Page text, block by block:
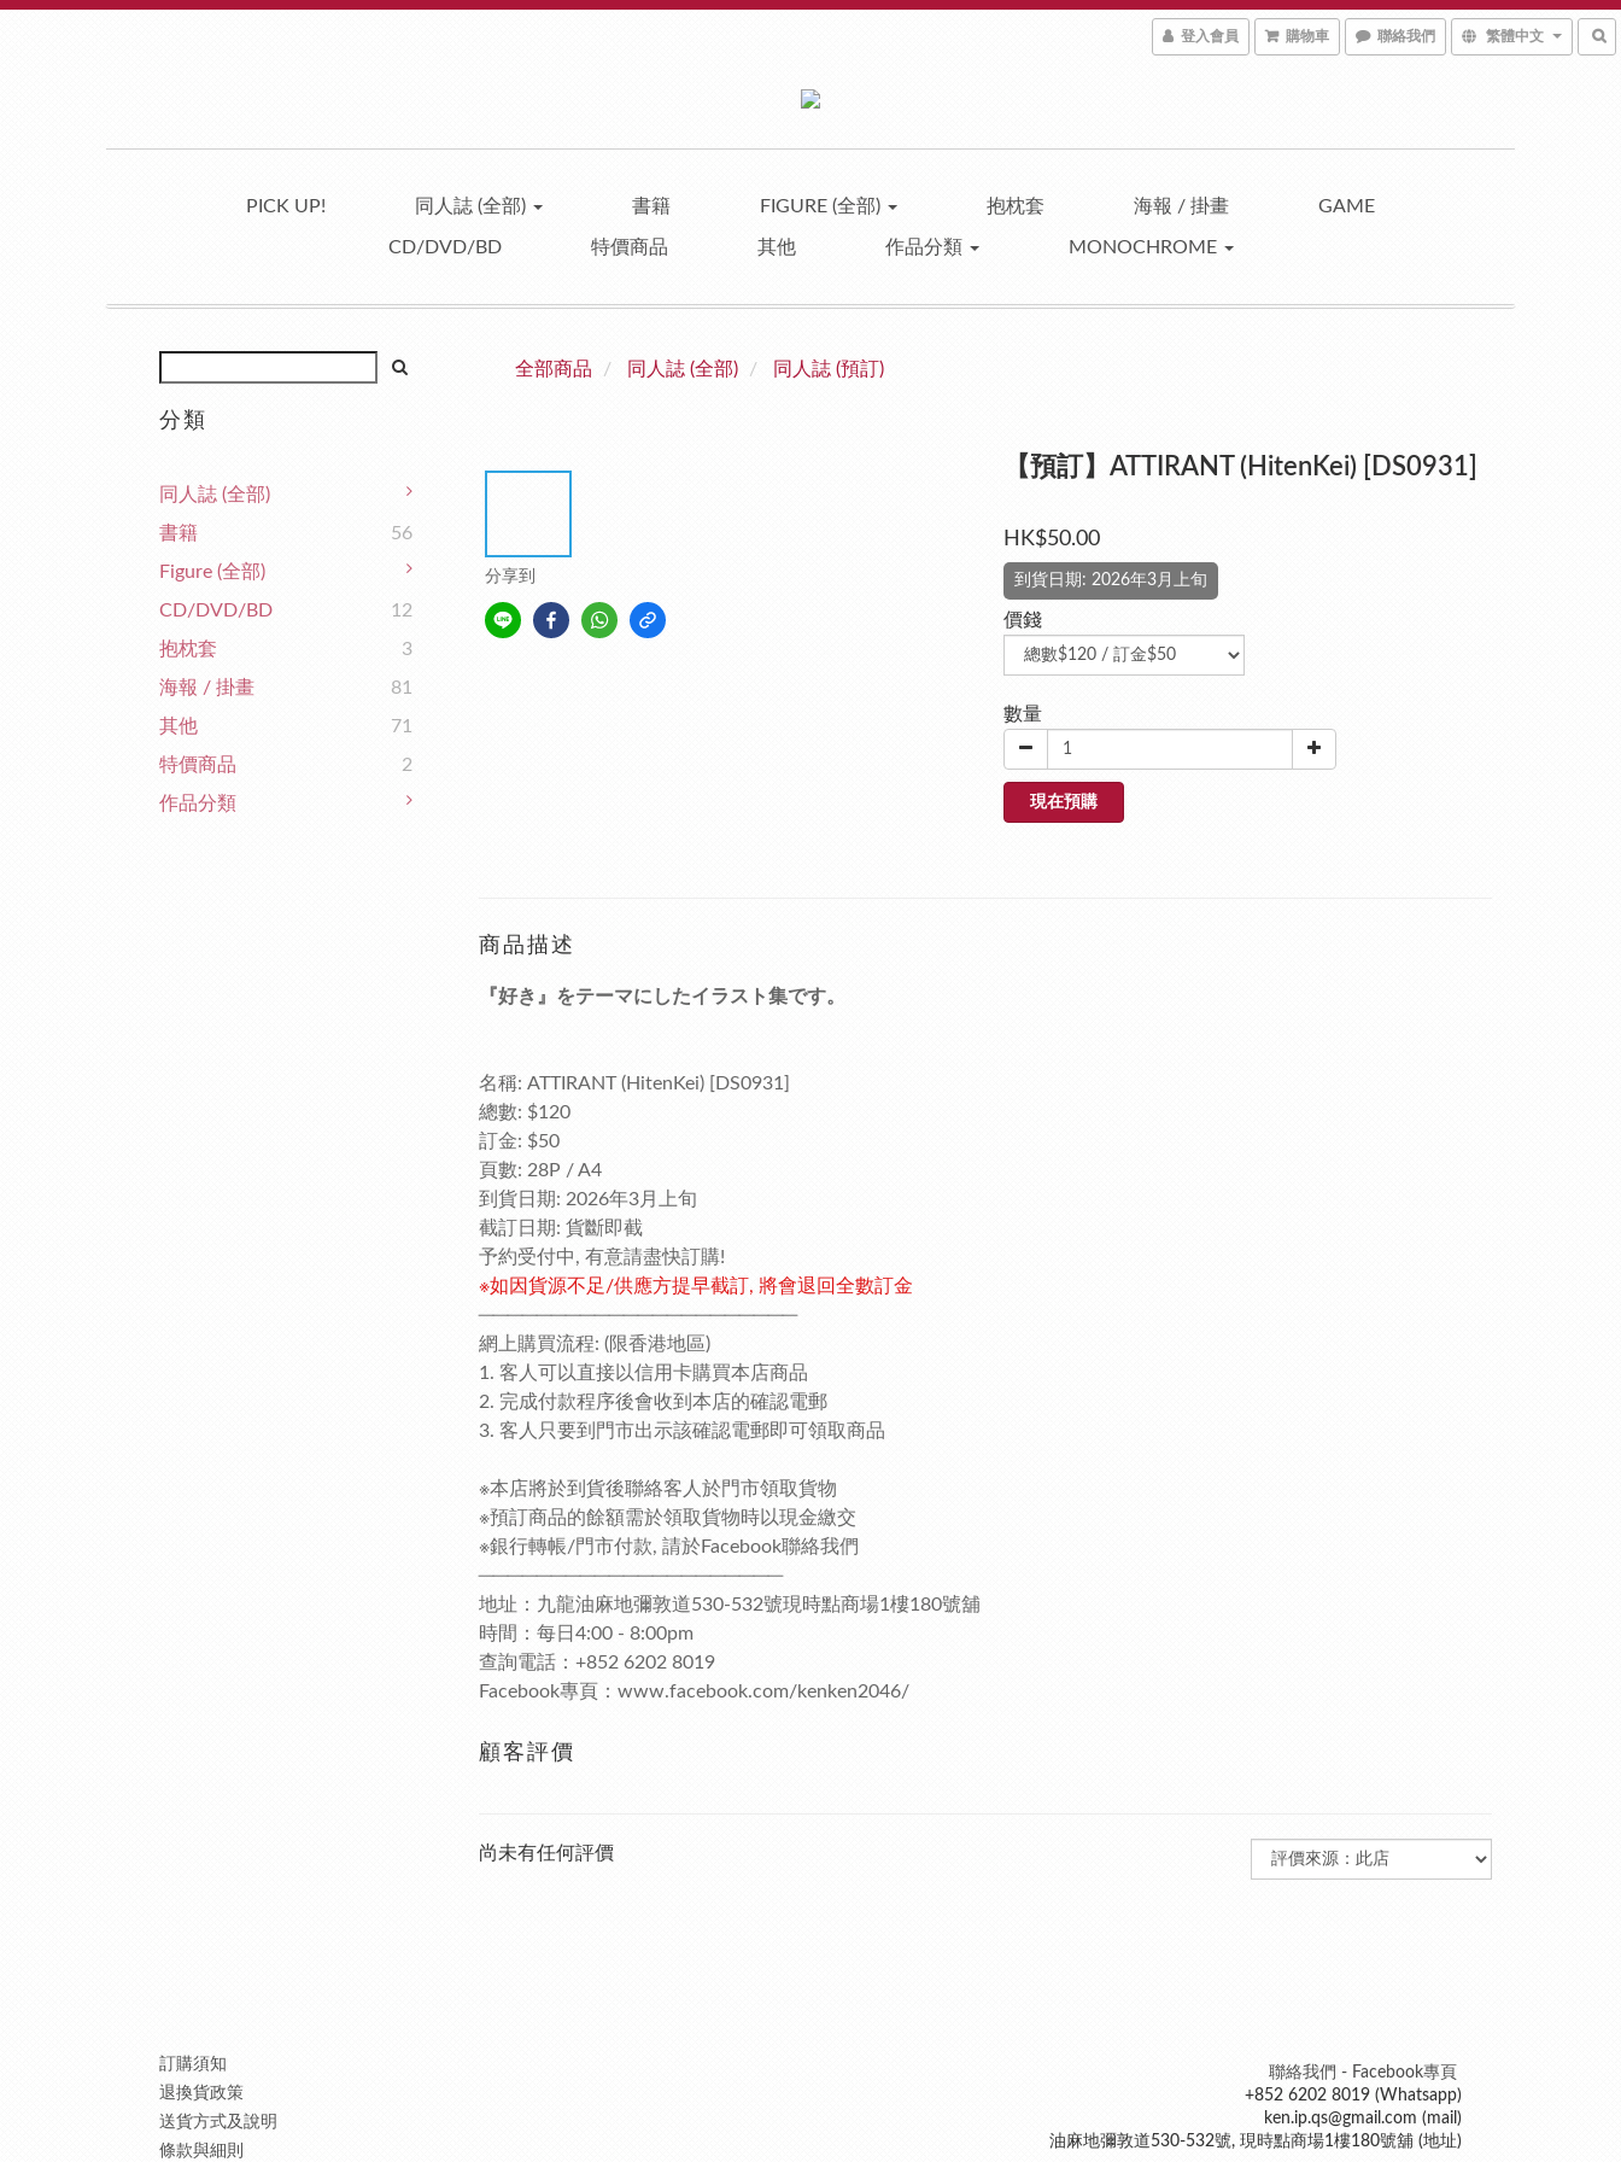
登入會員 購物車 聯絡我們 繁體中文
PICK UP! 同人誌 (全部) 書籍 FIGURE (全部) 抱枕套 海報 / 掛畫 GAME
CD/DVD/BD 特價商品 其他 作品分類 MONOCHROME
分類
同人誌 (全部)
書籍
56
Figure (全部)
CD/DVD/BD
12
抱枕套
3
海報 / 掛畫
81
其他
71
特價商品
2
作品分類
全部商品 同人誌 (全部) 同人誌 (預訂)
分享到
【預訂】ATTIRANT (HitenKei) [DS0931]
HK$50.00
到貨日期: 2026年3月上旬
價錢
數量
現在預購
商品描述
『好き』をテーマにしたイラスト集です。
名稱: ATTIRANT (HitenKei) [DS0931]
總數: $120
訂金: $50
頁數: 28P / A4
到貨日期: 2026年3月上旬
截訂日期: 貨斷即截
予約受付中, 有意請盡快訂購!
※如因貨源不足/供應方提早截訂, 將會退回全數訂金
──────────────────────
網上購買流程: (限香港地區)
1. 客人可以直接以信用卡購買本店商品
2. 完成付款程序後會收到本店的確認電郵
3. 客人只要到門市出示該確認電郵即可領取商品
※本店將於到貨後聯絡客人於門市領取貨物
※預訂商品的餘額需於領取貨物時以現金繳交
※銀行轉帳/門市付款, 請於Facebook聯絡我們
─────────────────────
地址：九龍油麻地彌敦道530-532號現時點商場1樓180號舖
時間：每日4:00 - 8:00pm
查詢電話：+852 6202 8019
Facebook專頁：www.facebook.com/kenken2046/
顧客評價
尚未有任何評價
訂購須知
退換貨政策
送貨方式及說明
條款與細則
聯絡我們 - Facebook專頁
+852 6202 8019 (Whatsapp)
ken.ip.qs@gmail.com (mail)
油麻地彌敦道530-532號, 現時點商場1樓180號舖 (地址)